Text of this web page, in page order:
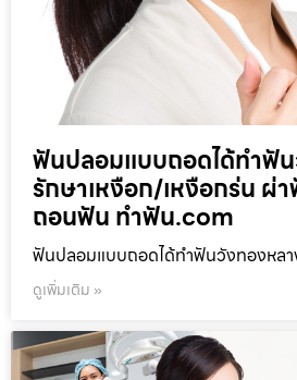
ฟันปลอมแบบถอดได้ทำฟั
รักษาเหงือก/เหงือกร่น ผ่
ถอนฟัน ทำฟัน.com
ฟันปลอมแบบถอดได้ทำฟันวังทองหลา
ดูเพิ่มเติม »